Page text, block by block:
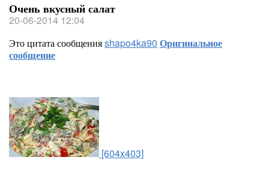
Очень вкусный салат
20-06-2014 12:04
Это цитата сообщенияshapo4ka90 Оригинальное
сообщение
[604x403]